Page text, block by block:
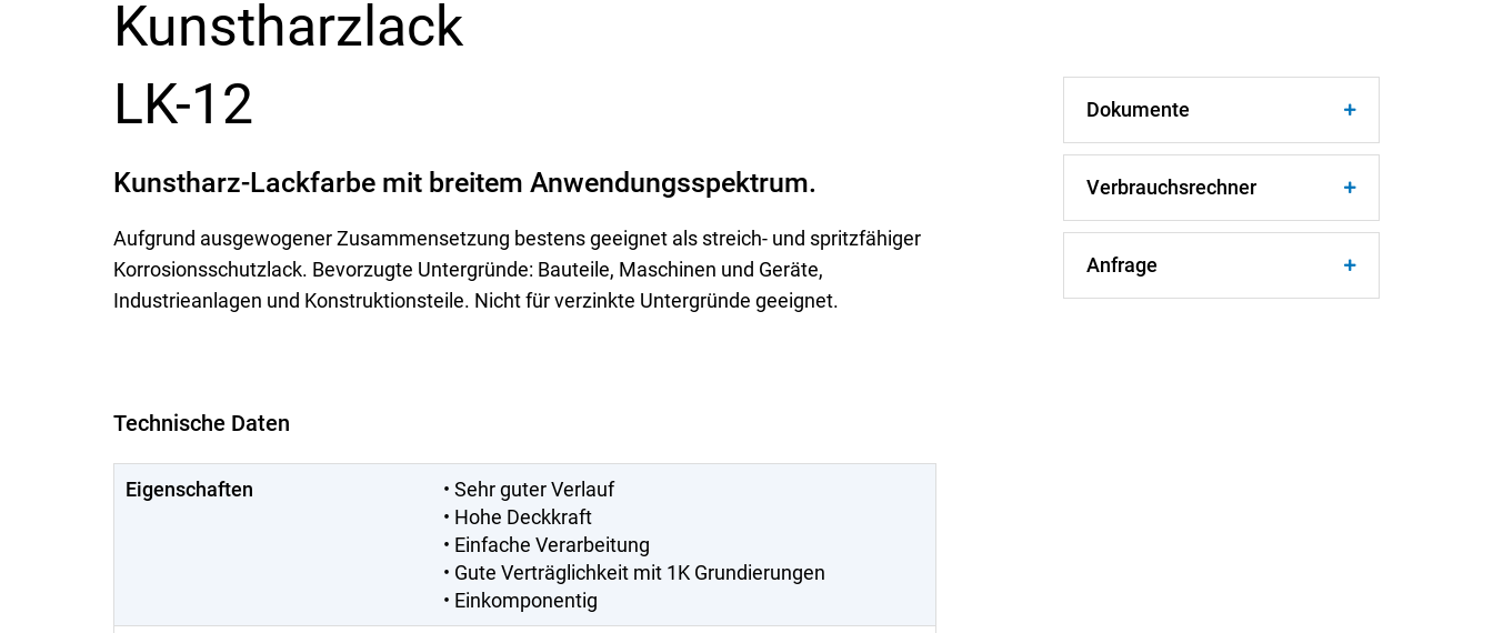
Kunstharzlack
LK-12
Kunstharz-Lackfarbe mit breitem Anwendungsspektrum.
Aufgrund ausgewogener Zusammensetzung bestens geeignet als streich- und spritzfähiger
Korrosionsschutzlack. Bevorzugte Untergründe: Bauteile, Maschinen und Geräte,
Industrieanlagen und Konstruktionsteile. Nicht für verzinkte Untergründe geeignet.
Technische Daten
Eigenschaften
• Sehr guter Verlauf
• Hohe Deckkraft
• Einfache Verarbeitung
• Gute Verträglichkeit mit 1K Grundierungen
• Einkomponentig
Dokumente
Verbrauchsrechner
Anfrage